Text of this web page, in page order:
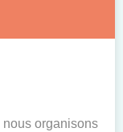
nous organisons